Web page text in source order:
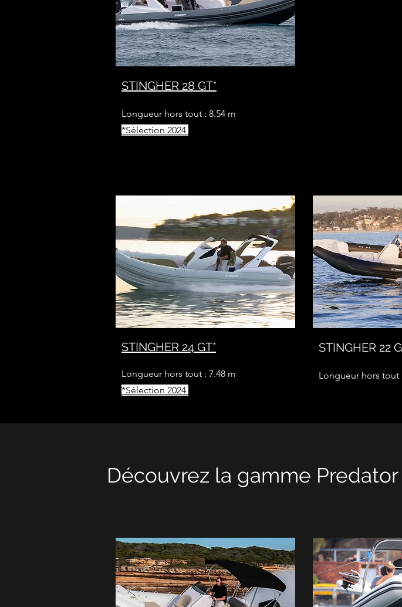
STINGHER 28 GT*
Longueur hors tout : 8.54 m
*Sélection 2024
STINGHER 24 GT*
Longueur hors tout : 7.48 m
*Sélection 2024
STINGHER 22
Longueur hors tout
Découvrez la gamme